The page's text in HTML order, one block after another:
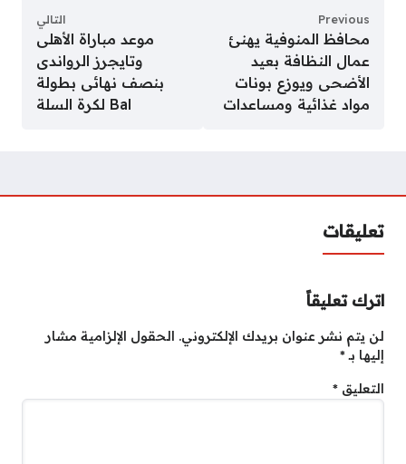
Previous
محافظ المنوفية يهنئ
عمال النظافة بعيد
الأضحى ويوزع بونات
مواد غذائية ومساعدات
التالي
موعد مباراة الأهلى
وتايجرز الرواندى
بنصف نهائى بطولة
Bal لكرة السلة
تعليقات
اترك تعليقاً
لن يتم نشر عنوان بريدك الإلكتروني. الحقول الإلزامية مشار
إليها بـ*
التعليق *